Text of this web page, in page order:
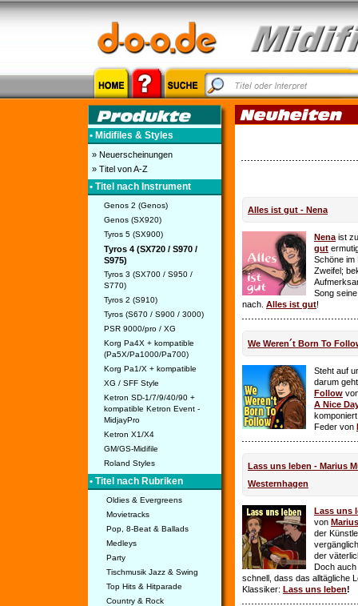
• Midifiles & Styles
» Neuerscheinungen
» Titel von A-Z
• Titel nach Instrument
Genos 2 (Genos)
Genos (SX920)
Tyros 5 (SX900)
Tyros 4 (SX720 / S970 /
S975)
Tyros 3 (SX700 / S950 /
S770)
Tyros 2 (S910)
Tyros (S670 / S900 / 3000)
PSR 9000/pro / XG
Korg Pa4X + kompatible
(Pa5X/Pa1000/Pa700)
Korg Pa1/X + kompatible
XG / SFF Style
Ketron SD-1/7/9/40/90 +
kompatible Ketron Event -
MidjayPro
Ketron X1/X4
GM/GS-Midifile
Roland Styles
• Titel nach Rubriken
Oldies & Evergreens
Movietracks
Pop, 8-Beat & Ballads
Medleys
Party
Tischmusik Jazz & Swing
Top Hits & Hitparade
Country & Rock
Alles ist gut - Nena
Nena ist
gut
Schöne im
Zweifel;
Song
nach. Alles ist gut!
We Weren´t Born To
Steht auf
darum
Follow
A Nice
Feder von
Lass uns leben - Marius
Westernhagen
Lass uns
von
der
der
Doch auch
schnell, dass das alltägliche
Klassiker: Lass uns leben!